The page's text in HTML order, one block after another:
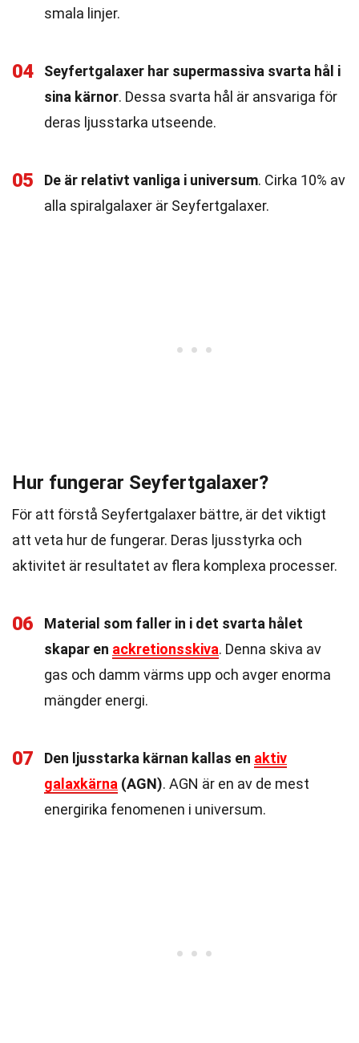
smala linjer.
04
Seyfertgalaxer har supermassiva svarta hål i
sina kärnor. Dessa svarta hål är ansvariga för
deras ljusstarka utseende.
05 De är relativt vanliga i universum. Cirka 10% av
alla spiralgalaxer är Seyfertgalaxer.
Hur fungerar Seyfertgalaxer?
För att förstå Seyfertgalaxer bättre, är det viktigt
att veta hur de fungerar. Deras ljusstyrka och
aktivitet är resultatet av flera komplexa processer.
06
Material som faller in i det svarta hålet
skapar en ackretionsskiva. Denna skiva av
gas och damm värms upp och avger enorma
mängder energi.
07 Den ljusstarka kärnan kallas en aktiv
galaxkärna (AGN). AGN är en av de mest
energirika fenomenen i universum.